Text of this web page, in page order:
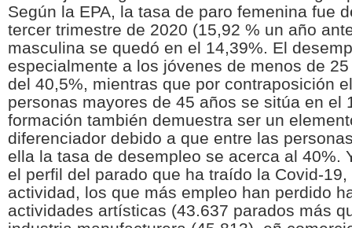
Según la EPA, la tasa de paro femenina fue
tercer trimestre de 2020 (15,92 % un año
masculina se quedó en el 14,39%. El
especialmente a los jóvenes de menos de
del 40,5%, mientras que por contraposición
personas mayores de 45 años se sitúa en el
formación también demuestra ser un
diferenciador debido a que entre las
ella la tasa de desempleo se acerca al 40%.
el perfil del parado que ha traído la Covid-
actividad, los que más empleo han perdido
actividades artísticas (43.637 parados más